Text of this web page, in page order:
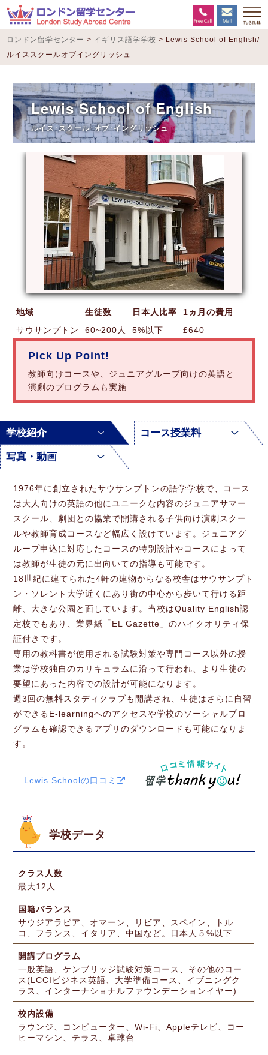
ロンドン留学センター > イギリス語学学校 > Lewis School of English/
ルイススクールオブイングリッシュ
Lewis School of English
ルイス･スクール･オブ･イングリッシュ
地域 生徒数 日本人比率
1ヵ月の費用
サウサンプトン
60~200人 5%以下 £640
Pick Up Point!
教師向けコースや、ジュニアグループ向けの英語と
演劇のプログラムも実施
学校紹介
コース授業料
写真・動画
1976年に創立されたサウサンプトンの語学学校で、コース
は大人向けの英語の他にユニークな内容のジュニアサマー
スクール、劇団との協業で開講される子供向け演劇スクー
ルや教師育成コースなど幅広く設けています。ジュニアグ
ループ申込に対応したコースの特別設計やコースによって
は教師が生徒の元に出向いての指導も可能です。
18世紀に建てられた4軒の建物からなる校舎はサウサンプト
ン・ソレント大学近くにあり街の中心から歩いて行ける距
離、大きな公園と面しています。当校はQuality English認
定校でもあり、業界紙「EL Gazette」のハイクオリティ保
証付きです。
専用の教科書が使用される試験対策や専門コース以外の授
業は学校独自のカリキュラムに沿って行われ、より生徒の
要望にあった内容での設計が可能になります。
週3回の無料スタディクラブも開講され、生徒はさらに自習
ができるE-learningへのアクセスや学校のソーシャルプロ
グラムも確認できるアプリのダウンロードも可能になりま
す。
Lewis Schoolの口コミ
学校データ
クラス人数
最大12人
国籍バランス
サウジアラビア、オマーン、リビア、スペイン、トル
コ、フランス、イタリア、中国など。日本人５%以下
開講プログラム
一般英語、ケンブリッジ試験対策コース、その他のコー
ス(LCCIビジネス英語、大学準備コース、イブニングク
ラス、インターナショナルファウンデーションイヤー)
校内設備
ラウンジ、コンピューター、Wi-Fi、Appleテレビ、コー
ヒーマシン、テラス、卓球台